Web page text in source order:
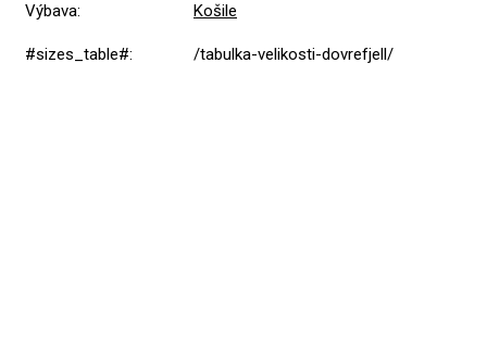
Výbava: Košile
#sizes_table#: /tabulka-velikosti-dovrefjell/